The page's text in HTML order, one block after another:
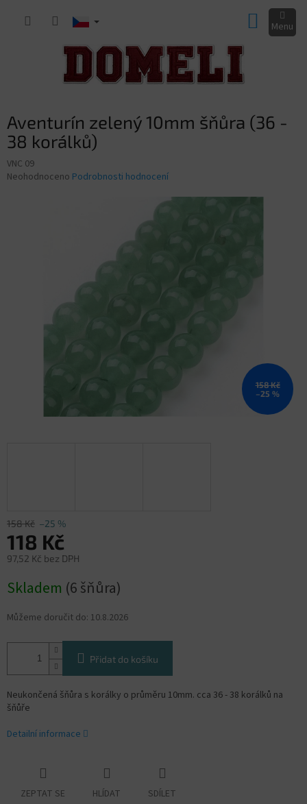
KOŠÍK
Aventurín zelený 10mm šňůra (36 -
38 korálků)
VNC 09
Průměrné
Neohodnoceno Podrobnosti hodnocení
158 Kč
–25 %
158 Kč –25 %
118 Kč
97,52 Kč bez DPH
cena:
Skladem (6 šňůra)
Můžeme doručit do: 10.8.2026
Přidat do košíku
Neukončená šňůra s korálky o průměru 10mm. cca 36 - 38 korálků na
šňůře
Detailní informace
ZEPTAT SE HLÍDAT SDÍLET